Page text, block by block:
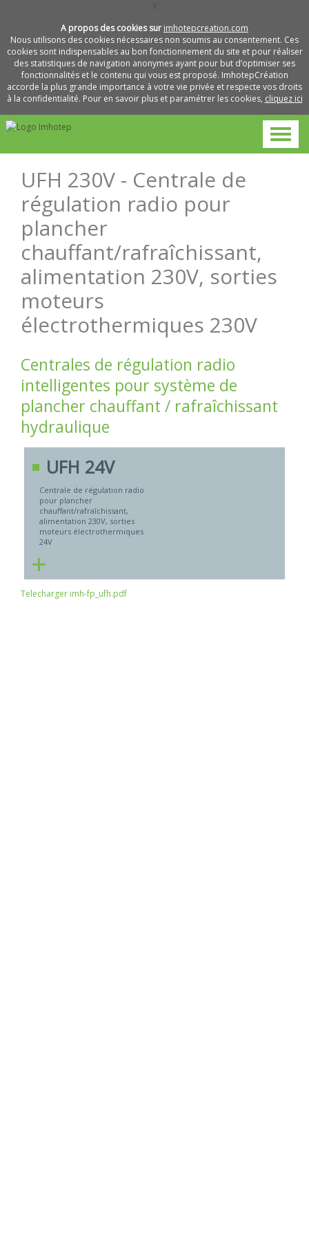
A propos des cookies sur imhotepcreation.com
Nous utilisons des cookies nécessaires non soumis au consentement. Ces
cookies sont indispensables au bon fonctionnement du site et pour réaliser
des statistiques de navigation anonymes ayant pour but d’optimiser ses
fonctionnalités et le contenu qui vous est proposé. ImhotepCréation
accorde la plus grande importance à votre vie privée et respecte vos droits
à la confidentialité. Pour en savoir plus et paramétrer les cookies, cliquez ici
UFH 230V - Centrale de
régulation radio pour
plancher
chauffant/rafraîchissant,
alimentation 230V, sorties
moteurs
électrothermiques 230V
Centrales de régulation radio
intelligentes pour système de
plancher chauffant / rafraîchissant
hydraulique
UFH 24V
Centrale de régulation radio
pour plancher
chauffant/rafraîchissant,
alimentation 230V, sorties
moteurs électrothermiques
24V
+
Telecharger imh-fp_ufh.pdf